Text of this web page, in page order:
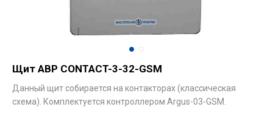
Щит АВР CONTACT-3-32-GSM
Данный щит собирается на контакторах (классическая
схема). Комплектуется контроллером Argus-03-GSM.